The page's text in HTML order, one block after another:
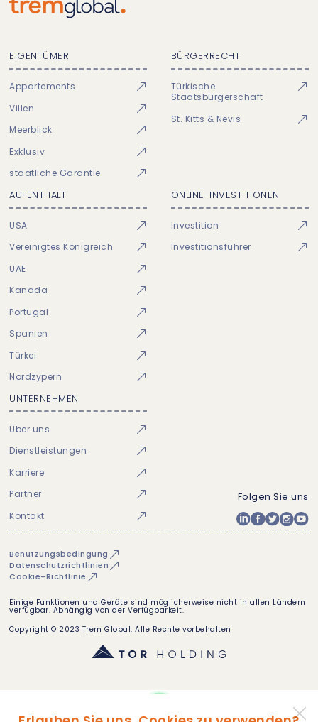
EIGENTÜMER
Appartements
Villen
Meerblick
Exklusiv
staatliche Garantie
BÜRGERRECHT
Türkische
Staatsbürgerschaft
St. Kitts & Nevis
AUFENTHALT
USA
Vereinigtes Königreich
UAE
Kanada
Portugal
Spanien
Türkei
Nordzypern
ONLINE-INVESTITIONEN
Investition
Investitionsführer
UNTERNEHMEN
Über uns
Dienstleistungen
Karriere
Partner
Kontakt
Folgen Sie uns
Benutzungsbedingung
Datenschutzrichtlinien
Cookie-Richtlinie
Einige Funktionen und Geräte sind möglicherweise nicht in allen Ländern
verfügbar. Abhängig von der Verfügbarkeit.
Copyright © 2023 Trem Global. Alle Rechte vorbehalten